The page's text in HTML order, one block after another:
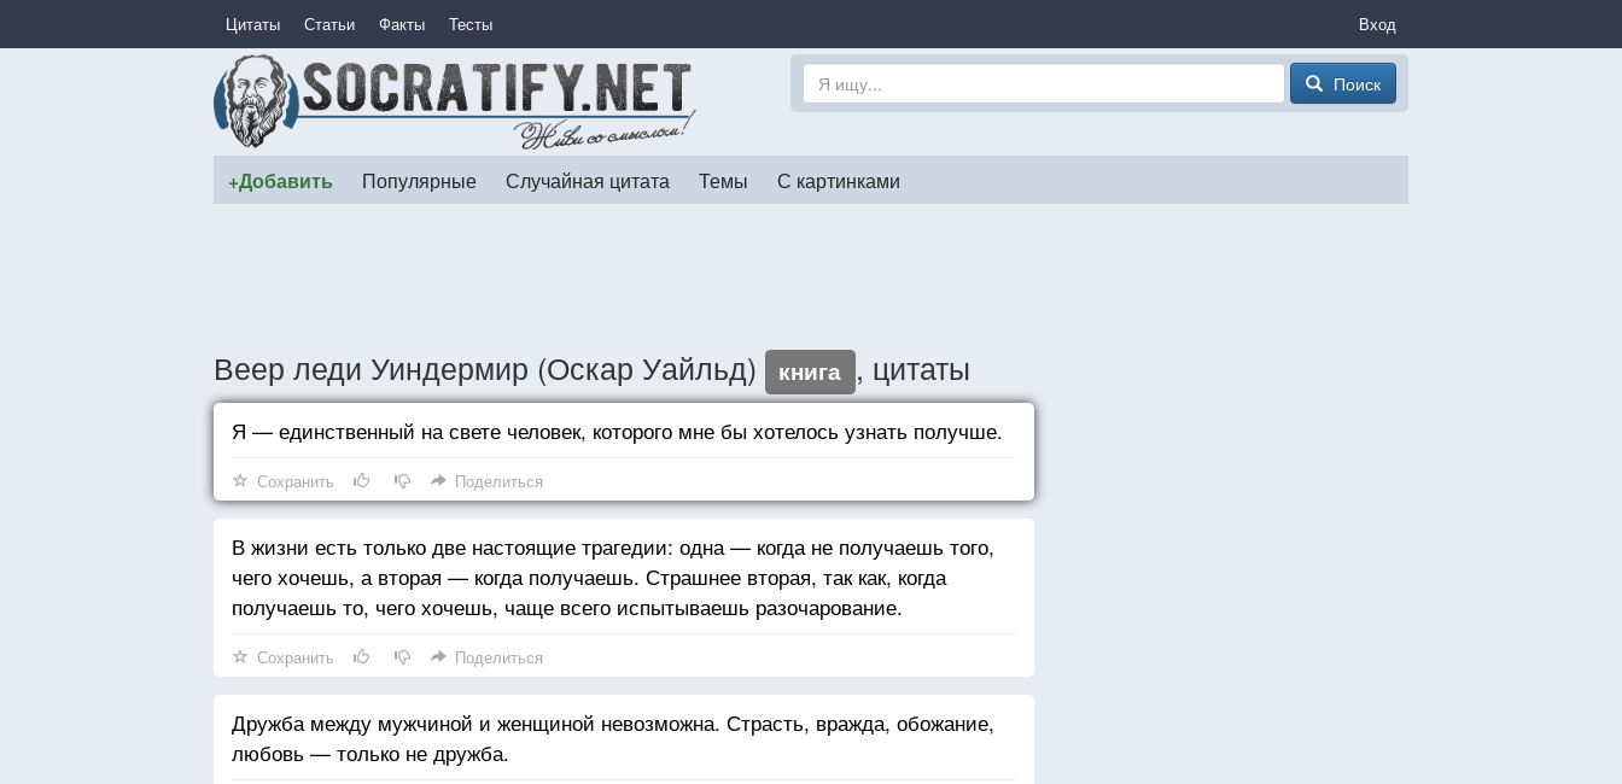
Цитаты Статьи Факты Тесты Вход
Поиск
+Добавить Популярные Случайная цитата Темы С картинками
Веер леди Уиндермир (Оскар Уайльд) книга , цитаты
Я — единственный на свете человек, которого мне бы хотелось узнать получше.
Сохранить Поделиться
В жизни есть только две настоящие трагедии: одна — когда не получаешь того,
чего хочешь, а вторая — когда получаешь. Страшнее вторая, так как, когда
получаешь то, чего хочешь, чаще всего испытываешь разочарование.
Сохранить Поделиться
Дружба между мужчиной и женщиной невозможна. Страсть, вражда, обожание,
любовь — только не дружба.